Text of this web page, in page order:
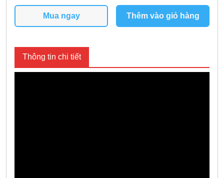
Mua ngay Thêm vào giỏ hàng
Thông tin chi tiết